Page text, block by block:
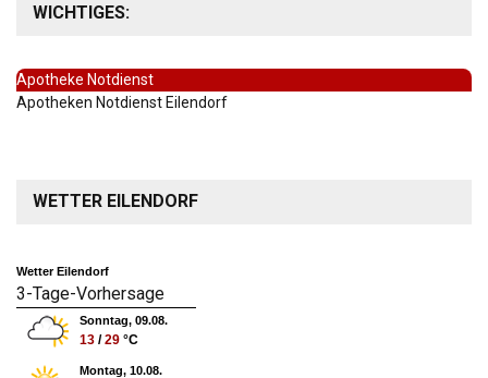
WICHTIGES:
Apotheke Notdienst
Apotheken Notdienst Eilendorf
WETTER EILENDORF
Wetter Eilendorf
3-Tage-Vorhersage
Sonntag, 09.08.
13 /29 °C
Montag, 10.08.